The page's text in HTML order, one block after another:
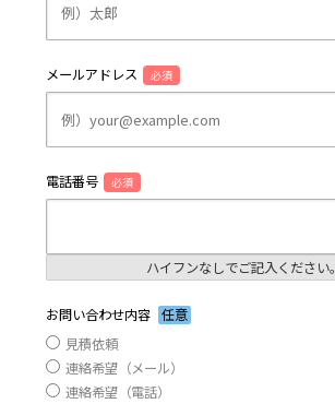
メールアドレス 必須
電話番号 必須
ハイフンなしでご記入ください。
お問い合わせ内容 任意
見積依頼
連絡希望（メール）
連絡希望（電話）